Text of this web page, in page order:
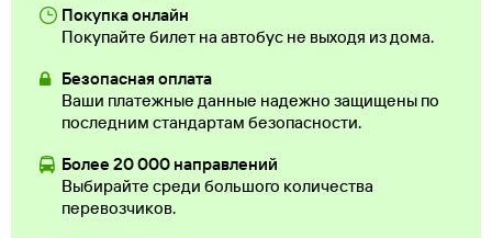
Покупка онлайн
Покупайте билет на автобус не выходя из дома.
Безопасная оплата
Ваши платежные данные надежно защищены по
последним стандартам безопасности.
Более 20 000 направлений
Выбирайте среди большого количества
перевозчиков.